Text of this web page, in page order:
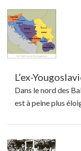
L’ex-
Dans le nord des
est à peine plus